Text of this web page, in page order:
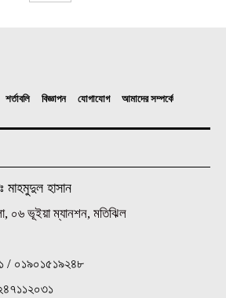
শর্তাবলি বিজ্ঞাপন যোগাযোগ আমাদের সম্পর্কে
মাহমুদুল হাসান
০৬ ভূইয়া ম্যানশন, মতিঝিল
/ ০১৯০১৫১৯২৪৮